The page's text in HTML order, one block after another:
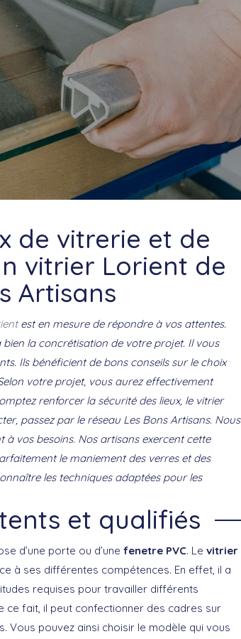
de vitrerie et de
vitrier Lorient de
Artisans
est en mesure de répondre à vos attentes.
la concrétisation de votre projet. Il vous
Ils bénéficient de bons conseils sur le choix
votre projet, vous aurez effectivement
renforcer la sécurité des lieux, le vitrier
passez par le réseau Les Bons Artisans. Nous
vos besoins. Nos artisans exercent cette
le maniement des verres et des
les techniques adaptées pour les
et qualifiés
d’une porte ou d’une fenetre PVC. Le vitrier
à ses différentes compétences. En effet, il a
requises pour travailler différents
ce fait, il peut confectionner des cadres sur
pouvez ainsi choisir le modèle qui vous